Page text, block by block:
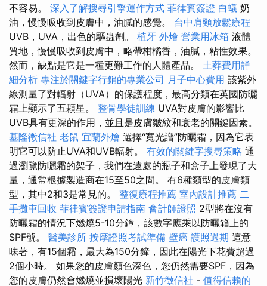
不容易。 深入了解搜尋引擎運作方式 菲律賓簽證 白蟻 奶
油，慢慢吸收到皮膚中，油膩的感覺。 台中肩頸放鬆療程
UVB，UVA，出色的驅蟲劑。 植牙 外燴 營業用冰箱 液體
質地，慢慢吸收到皮膚中，略帶柑橘香，油膩，粘性效果。
然而，缺點是它是一種更難工作的人體產品。 土葬費用詳
細分析 專注於關鍵字行銷的專業公司 月子中心費用 該紫外
線測量了對輻射（UVA）的保護程度，最高分類在英國防曬
霜上顯示了五顆星。 整骨學徒訓練 UVA對皮膚的影響比
UVB具有更深的作用，並且是皮膚皺紋和衰老的關鍵因素。
基隆徵信社 老鼠 宜蘭外燴 選擇“寬光譜”防曬霜，因為它表
明它可以防止UVA和UVB輻射。 有效的關鍵字搜尋策略 通
過瀏覽防曬霜的架子，我們在遠處的瓶子和盒子上發現了大
量，通常根據製造商在15至50之間。 有6種類型的皮膚類
型，其中2和3是常見的。 整復療程推薦 室內設計推薦 二
手攤車回收 菲律賓簽證申請指南 會計師證照 2型將在沒有
防曬霜的情況下燃燒5-10分鐘，該數字應乘以防曬箱上的
SPF號。 醫美診所 按摩證照考試準備 壁癌 護照過期 這意
味著，有15個霜，最大為150分鐘，因此在陽光下花費超過
2個小時。 如果您的皮膚顏色深色，您仍然需要SPF，因為
您的皮膚仍然會燃燒並損壞陽光 新竹徵信社 - 值得信賴的